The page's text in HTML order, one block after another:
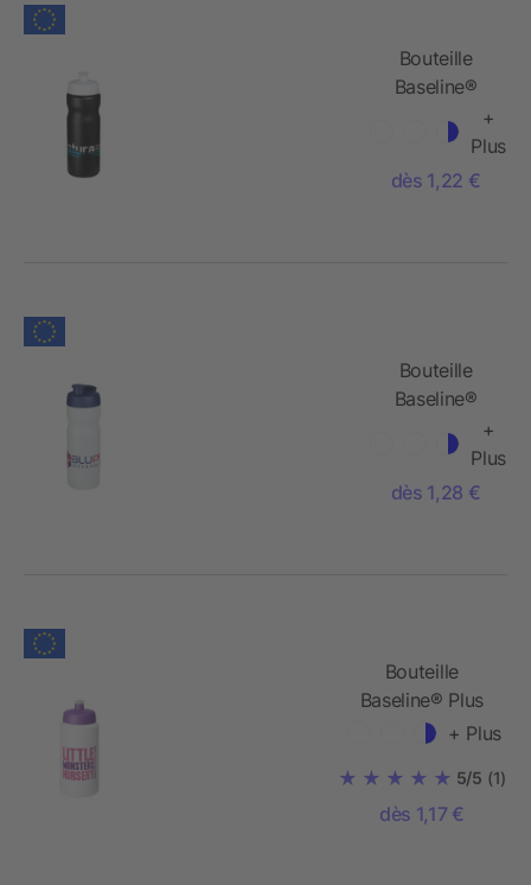
Bouteille
Baseline®
bouchon
sport -
+
Plus
dès 1,22 €
Bouteille
Baseline®
Plus de sport
avec
couvercle à
+
Plus
dès 1,28 €
Bouteille
Baseline® Plus
avec couvercle
bandeau
antidérapant -
+ Plus
5/5 (1)
dès 1,17 €